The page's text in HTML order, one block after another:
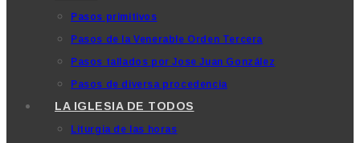
Pasos primitivos
Pasos de la Venerable Orden Tercera
Pasos tallados por Jose Juan González
Pasos de diversa procedencia
LA IGLESIA DE TODOS
Liturgia de las horas